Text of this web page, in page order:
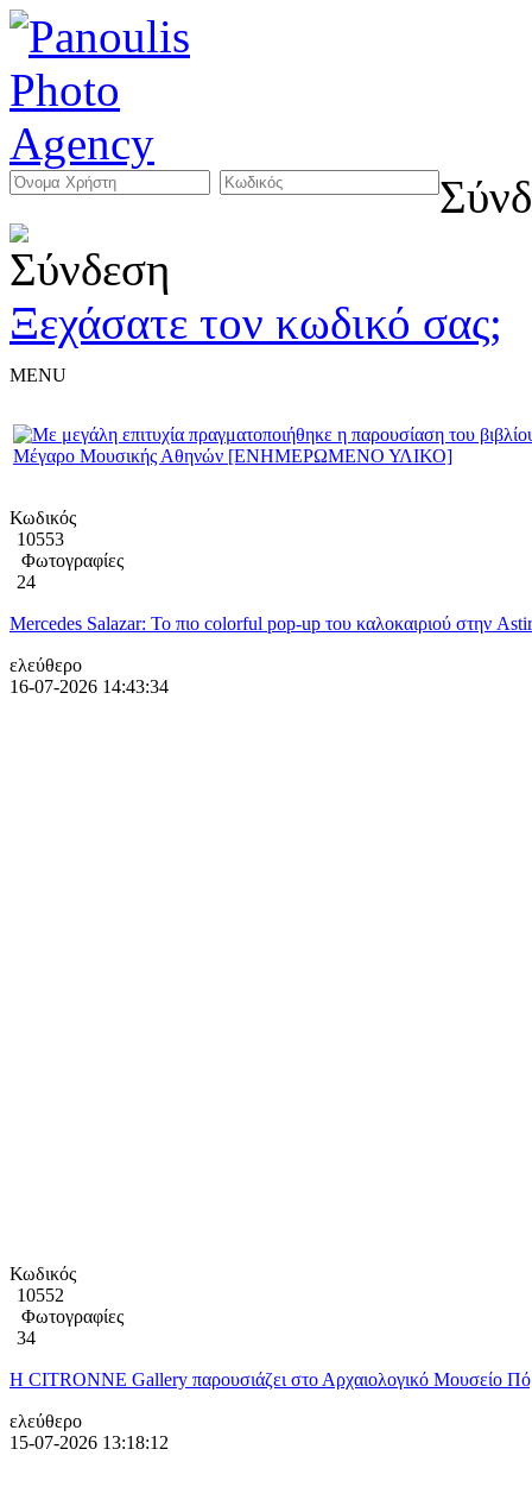
Ξεχάσατε τον κωδικό σας;
MENU
Κωδικός
10553
Φωτογραφίες
24
Mercedes Salazar: Το πιο colorful pop-up του καλοκαιριού στην
ελεύθερο
16-07-2026 14:43:34
Κωδικός
10552
Φωτογραφίες
34
Η CITRONNE Gallery παρουσιάζει στο Αρχαιολογικό Μουσείο
ελεύθερο
15-07-2026 13:18:12